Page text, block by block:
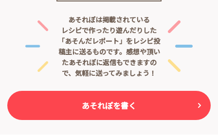
あそれぽは掲載されている
レシピで作ったり遊んだりした
「あそんだレポート」をレシピ投
稿主に送るものです。 感想や頂い
たあそれぽに返信もできますの
で、気軽に送ってみましょう！
あそれぽを書く